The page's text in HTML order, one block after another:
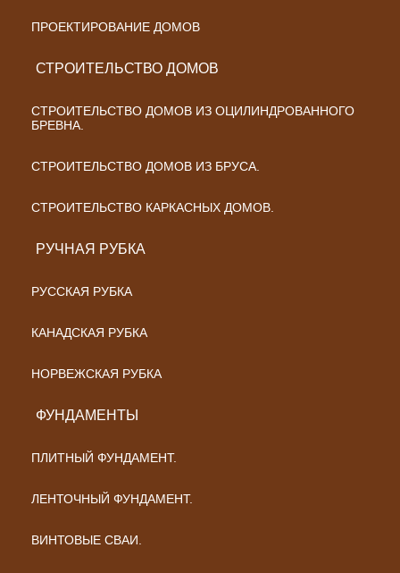
ПРОЕКТИРОВАНИЕ ДОМОВ
СТРОИТЕЛЬСТВО ДОМОВ
СТРОИТЕЛЬСТВО ДОМОВ ИЗ ОЦИЛИНДРОВАННОГО
БРЕВНА.
СТРОИТЕЛЬСТВО ДОМОВ ИЗ БРУСА.
СТРОИТЕЛЬСТВО КАРКАСНЫХ ДОМОВ.
РУЧНАЯ РУБКА
РУССКАЯ РУБКА
КАНАДСКАЯ РУБКА
НОРВЕЖСКАЯ РУБКА
ФУНДАМЕНТЫ
ПЛИТНЫЙ ФУНДАМЕНТ.
ЛЕНТОЧНЫЙ ФУНДАМЕНТ.
ВИНТОВЫЕ СВАИ.